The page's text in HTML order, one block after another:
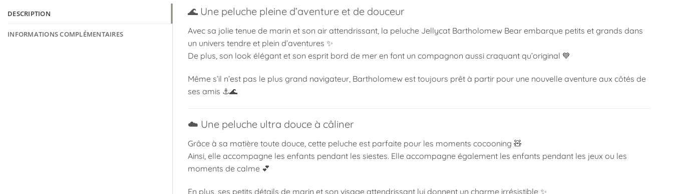
DESCRIPTION
INFORMATIONS COMPLÉMENTAIRES
🌊 Une peluche pleine d’aventure et de douceur
Avec sa jolie tenue de marin et son air attendrissant, la peluche JellycatBartholomew Bear embarque petits et grands dans
un univers tendre et plein d’aventures ✨
De plus, son look élégant et son esprit bord de mer en font un compagnon aussi craquant qu’original 💙
Même s’il n’est pas le plus grand navigateur, Bartholomew est toujours prêt à partir pour une nouvelle aventure aux côtés de
ses amis ⚓🌊
☁️ Une peluche ultra douce à câliner
Grâce à sa matière toute douce, cette peluche est parfaite pour les moments cocooning 🧸
Ainsi, elle accompagne les enfants pendant les siestes. Elle accompagne également les enfants pendant les jeux ou les
moments de calme 💕
En plus, ses petits détails de marin et son visage attendrissant lui donnent un charme irrésistible ✨